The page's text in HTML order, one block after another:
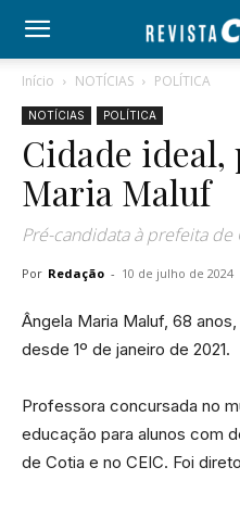
Início NOTÍCIAS POLÍTICA
NOTÍCIAS POLÍTICA
Cidade ideal,
Maria Maluf
Pré-candidata à prefeita de
Por Redação - 10 de julho de 2024
Ângela Maria Maluf, 68
desde 1º de janeiro de 2021.
Professora concursada no
educação para alunos com
de Cotia e no CEIC. Foi